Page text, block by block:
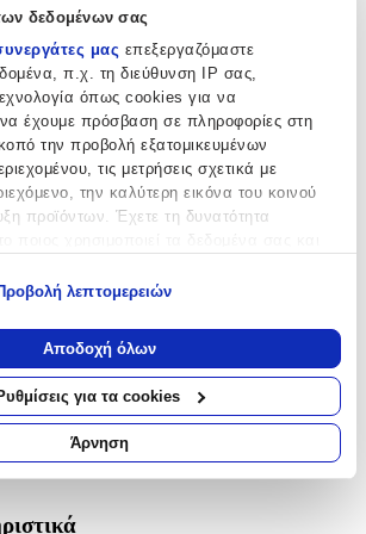
δεδομένων σας
μας επεξεργαζόμαστε
π.χ. τη διεύθυνση IP σας,
όπως cookies για να
έχουμε πρόσβαση σε πληροφορίες στη
την προβολή εξατομικευμένων
τις μετρήσεις σχετικά με
την καλύτερη εικόνα του κοινού
προϊόντων. Έχετε τη δυνατότητα
πληροφορίες σχετικά με τη γεωγραφική
οποίες μπορεί να είναι ακριβείς σε
μέτρων
τη συσκευή σας σαρώνοντας ενεργά
χαρακτηριστικά (δακτυλικό αποτύπωμα)
σχετικά με τον τρόπο επεξεργασίας των
και καθορίστε τις προτιμήσεις σας
λεπτομερειών
Αποδοχή όλων
για τα cookies
Άρνηση